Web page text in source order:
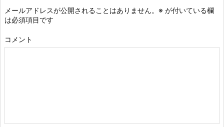
メールアドレスが公開されることはありません。 ※ が付いている欄
は必須項目です
コメント